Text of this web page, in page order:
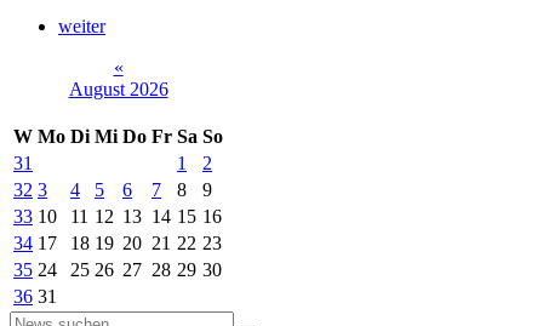
weiter
«
August 2026
W Mo Di Mi Do Fr Sa So
31
1
2
32 3 4 5 6 7 8
9
33 10 11 12 13 14 15 16
34 17 18 19 20 21 22 23
35 24 25 26 27 28 29 30
36 31